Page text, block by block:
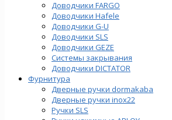
Доводчики FARGO
Доводчики Hafele
Доводчики G-U
Доводчики SLS
Доводчики GEZE
Cистемы закрывания
Доводчики DICTATOR
Фурнитура
Дверные ручки dormakaba
Дверные ручки inox22
Ручки SLS